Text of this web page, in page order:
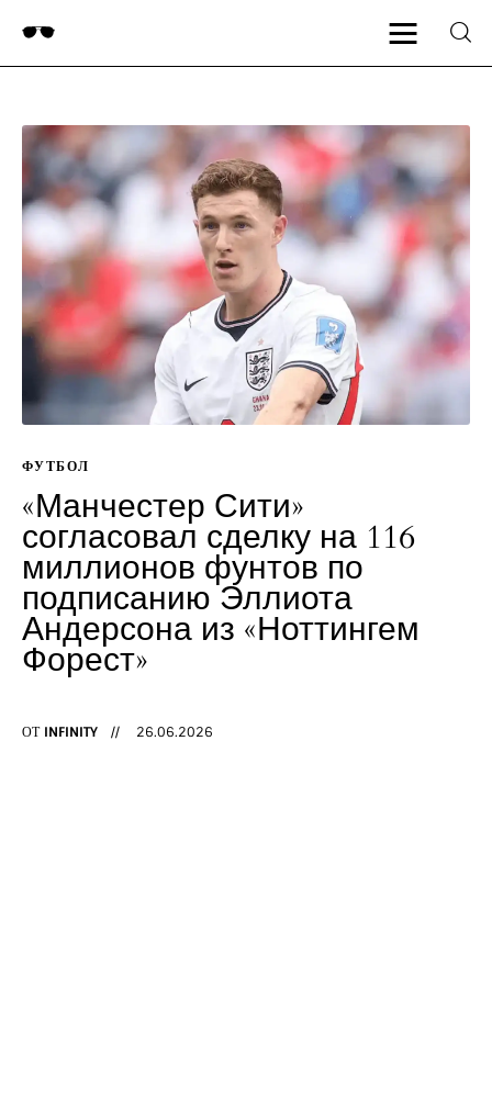
Блогеры
Война
Мемы
Печерский Холм
ФУТБОЛ
«Манчестер Сити»
согласовал сделку на 116
миллионов фунтов по
подписанию Эллиота
Андерсона из «Ноттингем
Форест»
ОТ INFINITY 26.06.2026